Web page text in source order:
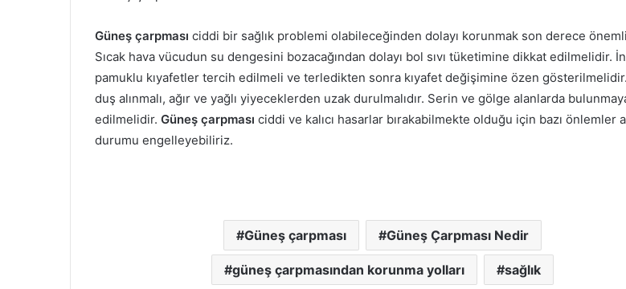
Güneş çarpması ciddi bir sağlık problemi olabileceğinden dolayı korunmak son derece
Sıcak hava vücudun su dengesini bozacağından dolayı bol sıvı tüketimine dikkat edilmelidir.
pamuklu kıyafetler tercih edilmeli ve terledikten sonra kıyafet değişimine özen gösterilmelidir.
duş alınmalı, ağır ve yağlı yiyeceklerden uzak durulmalıdır. Serin ve gölge alanlarda
edilmelidir. Güneş çarpması ciddi ve kalıcı hasarlar bırakabilmekte olduğu için bazı önlemler
durumu engelleyebiliriz.
Güneş çarpması Güneş Çarpması Nedir
güneş çarpmasından korunma yolları sağlık